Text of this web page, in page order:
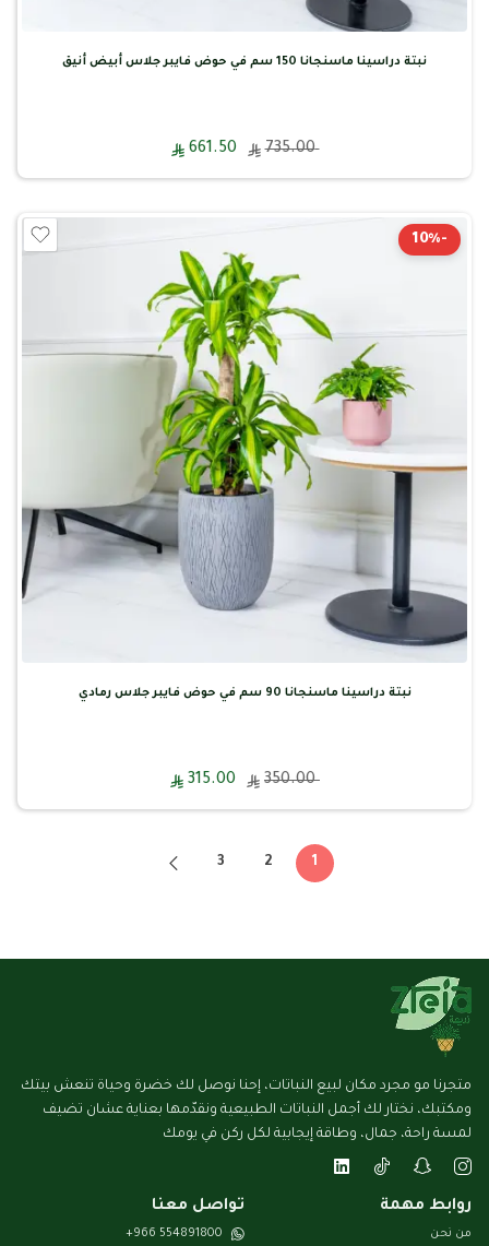
نبتة دراسينا ماسنجانا 150 سم في حوض فايبر جلاس أبيض أنيق
735.00
661.50
-10%
نبتة دراسينا ماسنجانا 90 سم في حوض فايبر جلاس رمادي
350.00
1
2
3
متجرنا مو مجرد مكان لبيع النباتات، إحنا نوصل لك خضرة وحياة تنعش بيتك
ومكتبك، نختار لك أجمل النباتات الطبيعية ونقدّمها بعناية عشان تضيف
لمسة راحة، جمال، وطاقة إيجابية لكل ركن في يومك
روابط مهمة
من نحن
تواصل معنا
554891800 966+